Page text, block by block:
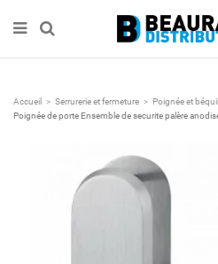
Accueil Serrurerie et fermeture Poignée et
Poignée de porte Ensemble de securite palère